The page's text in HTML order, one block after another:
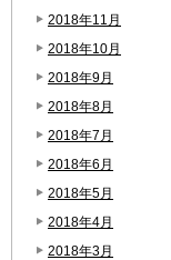
2018年11月
2018年10月
2018年9月
2018年8月
2018年7月
2018年6月
2018年5月
2018年4月
2018年3月